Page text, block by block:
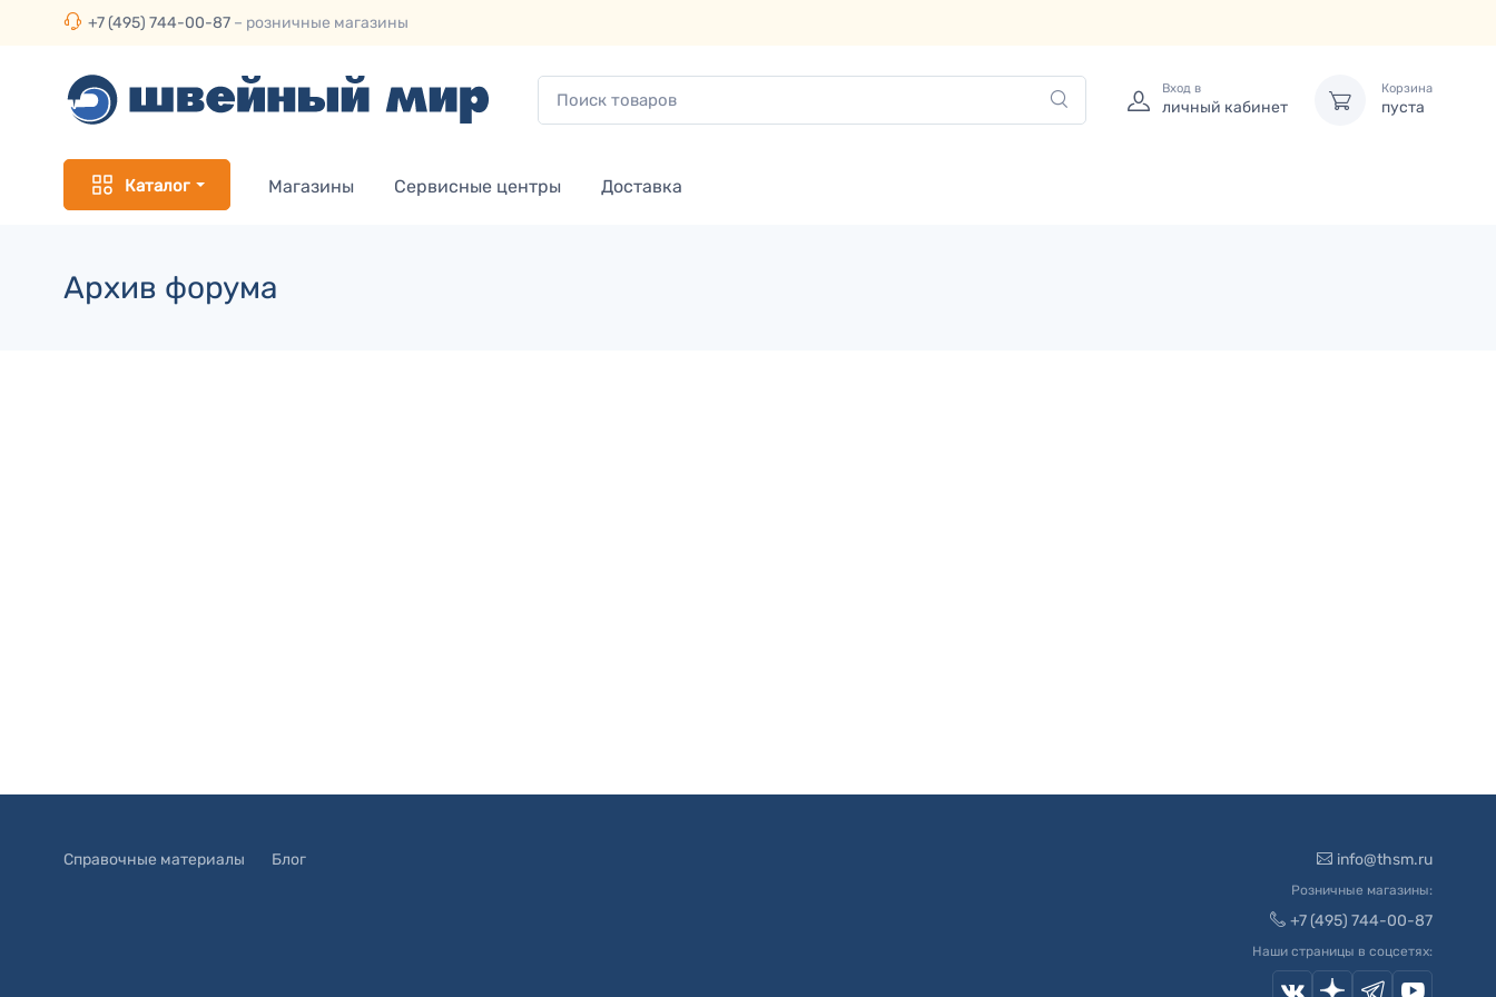
+7 (495) 744-00-87 – розничные магазины
Вход в
личный кабинет
Корзина
пуста
Каталог Магазины Сервисные центры Доставка
Архив форума
Справочные материалы Блог info@thsm.ru
Розничные магазины:
+7 (495) 744-00-87
Наши страницы в соцсетях: